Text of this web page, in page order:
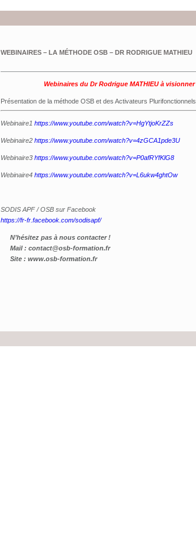
WEBINAIRES – LA MÉTHODE OSB – DR RODRIGUE MATHIEU
Webinaires du Dr Rodrigue MATHIEU à visionner
Présentation de la méthode OSB et des Activateurs Plurifonctionnels
Webinaire1 https://www.youtube.com/watch?v=HgYtjoKrZZs
Webinaire2 https://www.youtube.com/watch?v=4zGCA1pde3U
Webinaire3 https://www.youtube.com/watch?v=P0afRYfKlG8
Webinaire4 https://www.youtube.com/watch?v=L6ukw4ghtOw
SODIS APF / OSB sur Facebook
https://fr-fr.facebook.com/sodisapf/
N’hésitez pas à nous contacter !
Mail : contact@osb-formation.fr
Site : www.osb-formation.fr